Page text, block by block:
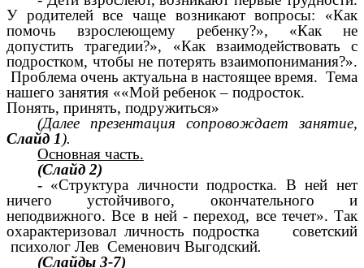
У родителей все чаще возникают вопросы: «Как
помочь взрослеющему ребенку?», «Как не
допустить трагедии?», «Как взаимодействовать с
подростком, чтобы не потерять взаимопонимания?».
Проблема очень актуальна в настоящее время. Тема
нашего занятия ««Мой ребенок – подросток.
Понять, принять, подружиться»
(Далее презентация сопровождает занятие,
Слайд 1).
Основная часть.
(Слайд 2)
-«Структура личности подростка. В ней нет
ничего устойчивого, окончательного и
неподвижного. Все в ней - переход, все течет». Так
охарактеризовал личность подростка советский
психолог Лев Семенович Выгодский.
(Слайды 3-7)